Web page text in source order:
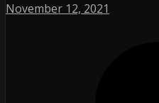
November 12, 2021